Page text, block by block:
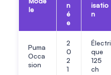
le
n
é
e
isatio
n
Puma
Occa
sion
2
0
2
1
Électri
que
125
ch